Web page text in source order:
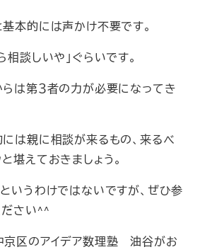
本的には声かけ不要です。
相談しいや」ぐらいです。
は第３者の力が必要になってき
は親に相談が来るもの、来るべ
堪えておきましょう。
いうわけではないですが、ぜひ参
さい^^
京区のアイデア数理塾 油谷がお